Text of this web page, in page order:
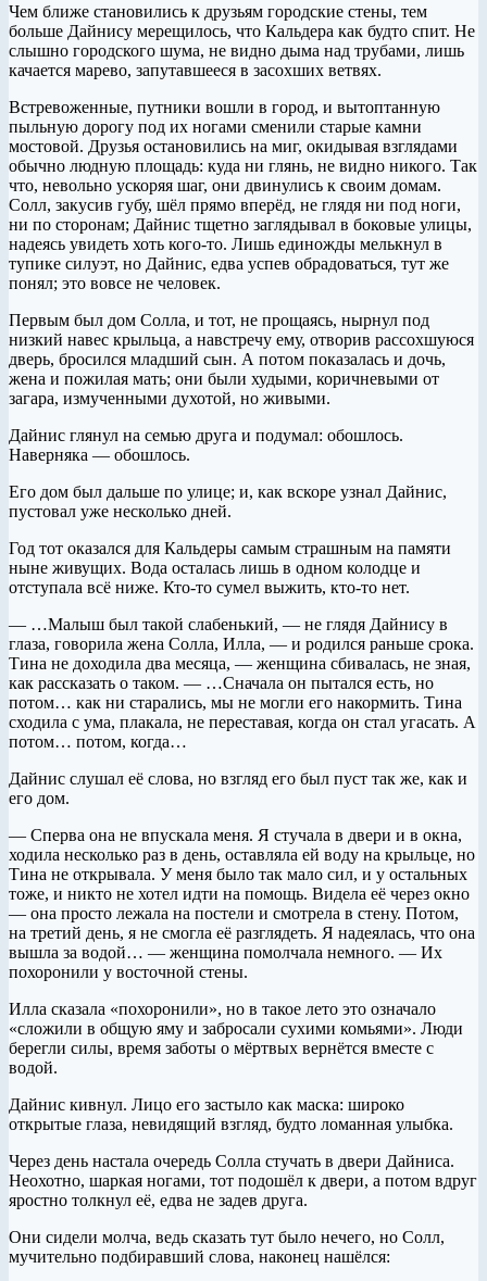
Чем ближе становились к друзьям городские стены, тем
больше Дайнису мерещилось, что Кальдера как будто спит. Не
слышно городского шума, не видно дыма над трубами, лишь
качается марево, запутавшееся в засохших ветвях.
Встревоженные, путники вошли в город, и вытоптанную
пыльную дорогу под их ногами сменили старые камни
мостовой. Друзья остановились на миг, окидывая взглядами
обычно людную площадь: куда ни глянь, не видно никого. Так
что, невольно ускоряя шаг, они двинулись к своим домам.
Солл, закусив губу, шёл прямо вперёд, не глядя ни под ноги,
ни по сторонам; Дайнис тщетно заглядывал в боковые улицы,
надеясь увидеть хоть кого-то. Лишь единожды мелькнул в
тупике силуэт, но Дайнис, едва успев обрадоваться, тут же
понял; это вовсе не человек.
Первым был дом Солла, и тот, не прощаясь, нырнул под
низкий навес крыльца, а навстречу ему, отворив рассохшуюся
дверь, бросился младший сын. А потом показалась и дочь,
жена и пожилая мать; они были худыми, коричневыми от
загара, измученными духотой, но живыми.
Дайнис глянул на семью друга и подумал: обошлось.
Наверняка — обошлось.
Его дом был дальше по улице; и, как вскоре узнал Дайнис,
пустовал уже несколько дней.
Год тот оказался для Кальдеры самым страшным на памяти
ныне живущих. Вода осталась лишь в одном колодце и
отступала всё ниже. Кто-то сумел выжить, кто-то нет.
— …Малыш был такой слабенький, — не глядя Дайнису в
глаза, говорила жена Солла, Илла, — и родился раньше срока.
Тина не доходила два месяца, — женщина сбивалась, не зная,
как рассказать о таком. — …Сначала он пытался есть, но
потом… как ни старались, мы не могли его накормить. Тина
сходила с ума, плакала, не переставая, когда он стал угасать. А
потом… потом, когда…
Дайнис слушал её слова, но взгляд его был пуст так же, как и
его дом.
— Сперва она не впускала меня. Я стучала в двери и в окна,
ходила несколько раз в день, оставляла ей воду на крыльце, но
Тина не открывала. У меня было так мало сил, и у остальных
тоже, и никто не хотел идти на помощь. Видела её через окно
— она просто лежала на постели и смотрела в стену. Потом,
на третий день, я не смогла её разглядеть. Я надеялась, что она
вышла за водой… — женщина помолчала немного. — Их
похоронили у восточной стены.
Илла сказала «похоронили», но в такое лето это означало
«сложили в общую яму и забросали сухими комьями». Люди
берегли силы, время заботы о мёртвых вернётся вместе с
водой.
Дайнис кивнул. Лицо его застыло как маска: широко
открытые глаза, невидящий взгляд, будто ломанная улыбка.
Через день настала очередь Солла стучать в двери Дайниса.
Неохотно, шаркая ногами, тот подошёл к двери, а потом вдруг
яростно толкнул её, едва не задев друга.
Они сидели молча, ведь сказать тут было нечего, но Солл,
мучительно подбиравший слова, наконец нашёлся: